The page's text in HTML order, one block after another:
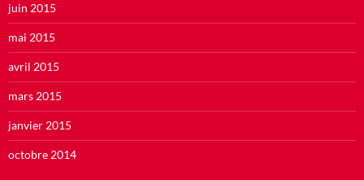
juin 2015
mai 2015
avril 2015
mars 2015
janvier 2015
octobre 2014